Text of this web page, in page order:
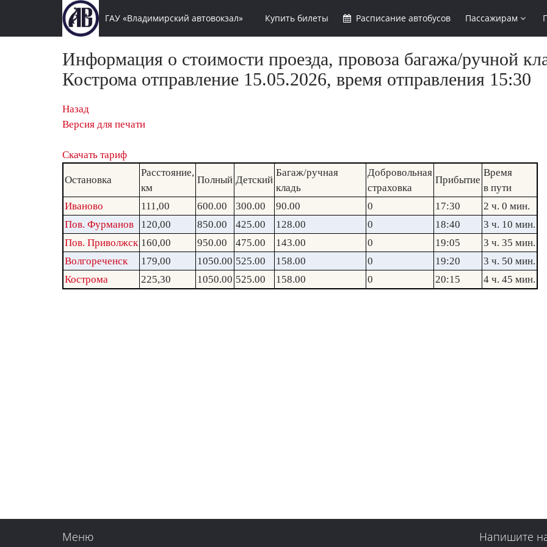
ГАУ «Владимирский автовокзал» Купить билеты Расписание автобусов Пассажирам
Информация о стоимости проезда, провоза багажа/ручной
Кострома отправление 15.05.2026, время отправления 15:30
Назад
Версия для печати
Скачать тариф
Остановка
Расстояние,
км
Полный Детский
Багаж/ручная
кладь
Добровольная
страховка
Прибытие
Время
в пути
Иваново
111,00 600.00 300.00 90.00 0 17:30
2 ч. 0 мин.
Пов. Фурманов
120,00 850.00 425.00 128.00 0 18:40
3 ч. 10 мин.
Пов. Приволжск 160,00 950.00 475.00 143.00 0 19:05
3 ч. 35 мин.
Волгореченск
179,00 1050.00 525.00 158.00 0 19:20
3 ч. 50 мин.
Кострома
225,30 1050.00 525.00 158.00 0 20:15 4 ч. 45 мин.
Меню Напишите